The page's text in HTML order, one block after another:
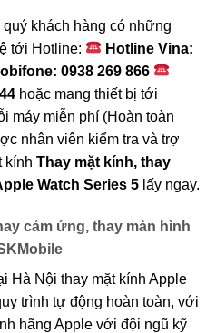
khách hàng có những
tới Hotline:
Hotline Vina:
0938 269 866
hoặc mang thiết bị tới
máy miễn phí (Hoàn toàn
nhân viên kiểm tra và trợ
kính Thay mặt kính, thay
Watch Series 5 lấy ngay.
cảm ứng, thay màn hình
Hà Nội thay mặt kính Apple
trình tự động hoàn toàn, với
hãng Apple với đội ngũ kỹ